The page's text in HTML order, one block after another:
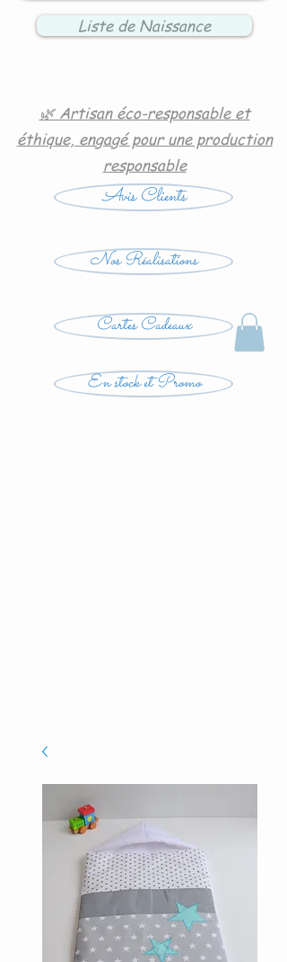
Liste de Naissance
🌿 Artisan éco-responsable et
éthique, engagé pour une production
responsable
Avis Clients
Nos Réalisations
Cartes Cadeaux
En stock et Promo